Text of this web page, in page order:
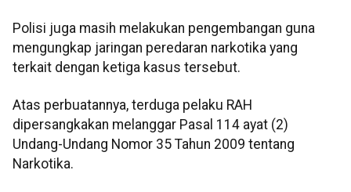
Polisi juga masih melakukan pengembangan guna
mengungkap jaringan peredaran narkotika yang
terkait dengan ketiga kasus tersebut.
Atas perbuatannya, terduga pelaku RAH
dipersangkakan melanggar Pasal 114 ayat (2)
Undang-Undang Nomor 35 Tahun 2009 tentang
Narkotika.